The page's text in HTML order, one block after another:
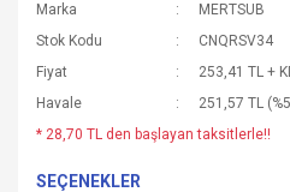
Marka
MERTSUB
Stok Kodu
CNQRSV34
Fiyat
253,41 TL +
Havale
251,57 TL
* 28,70 TL den başlayan taksitlerle!!
SEÇENEKLER